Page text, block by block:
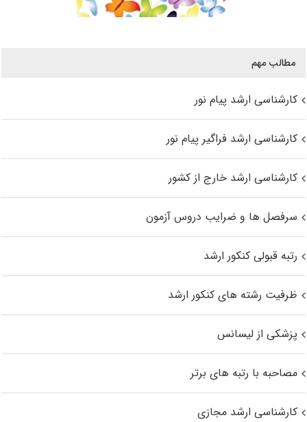
مطالب مهم
کارشناسی ارشد پیام نور
کارشناسی ارشد فراگیر پیام نور
کارشناسی ارشد خارج از کشور
سرفصل ها و ضرایب دروس آزمون
رتبه قبولی کنکور ارشد
ظرفیت رشته های کنکور ارشد
پزشکی از لیسانس
مصاحبه با رتبه های برتر
کارشناسی ارشد مجازی